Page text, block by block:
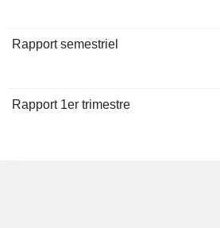
Rapport semestriel
Rapport 1er trimestre